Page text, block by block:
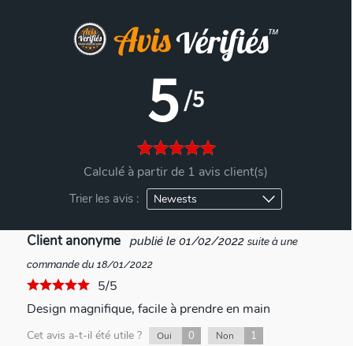
5/5
Calculé à partir de 1 avis client(s)
Trier les avis :
Client anonyme publié le 01/02/2022 suite à une
commande du 18/01/2022
5/5
Design magnifique, facile à prendre en main
Cet avis a-t-il été utile ? Oui 0 Non 1